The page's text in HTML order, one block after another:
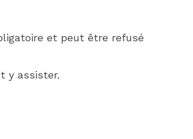
et peut être refusé
y assister.